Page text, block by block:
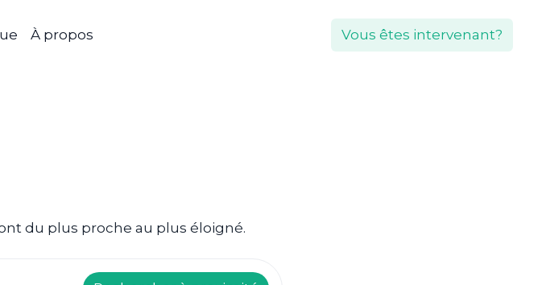
À propos Vous êtes intervenant?
du plus proche au plus éloigné.